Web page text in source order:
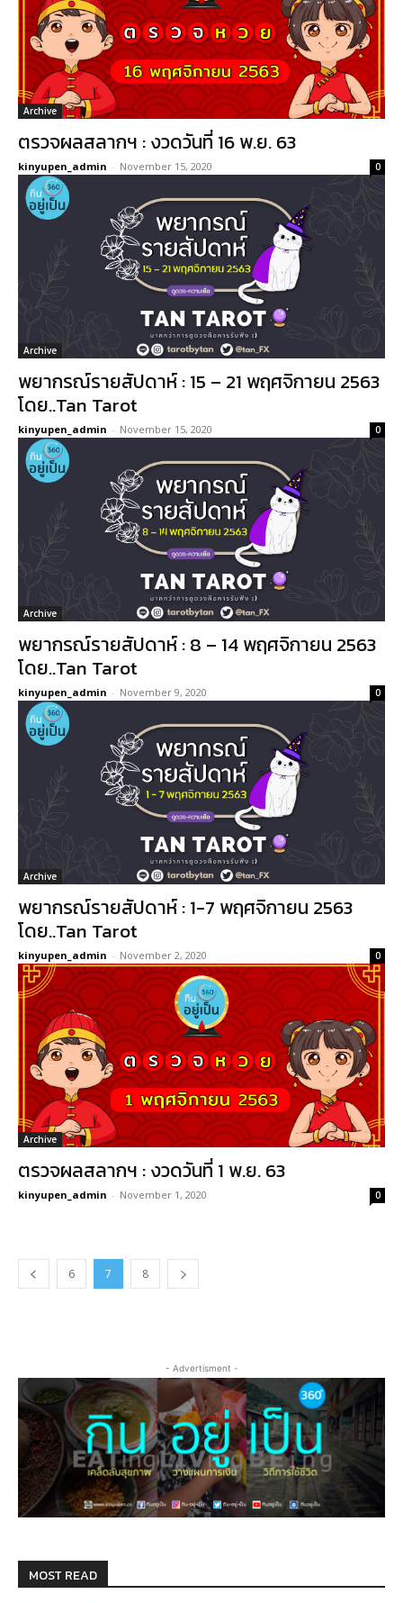
Archive
ตรวจผลสลากฯ : งวดวันที่ 16 พ.ย. 63
kinyupen_admin - November 15, 2020 0
Archive
พยากรณ์รายสัปดาห์ : 15 – 21 พฤศจิกายน 2563
โดย..Tan Tarot
kinyupen_admin - November 15, 2020 0
Archive
พยากรณ์รายสัปดาห์ : 8 – 14 พฤศจิกายน 2563
โดย..Tan Tarot
kinyupen_admin - November 9, 2020 0
Archive
พยากรณ์รายสัปดาห์ : 1-7 พฤศจิกายน 2563
โดย..Tan Tarot
kinyupen_admin - November 2, 2020 0
Archive
ตรวจผลสลากฯ : งวดวันที่ 1 พ.ย. 63
kinyupen_admin - November 1, 2020 0
6 7 8
- Advertisment -
MOST READ